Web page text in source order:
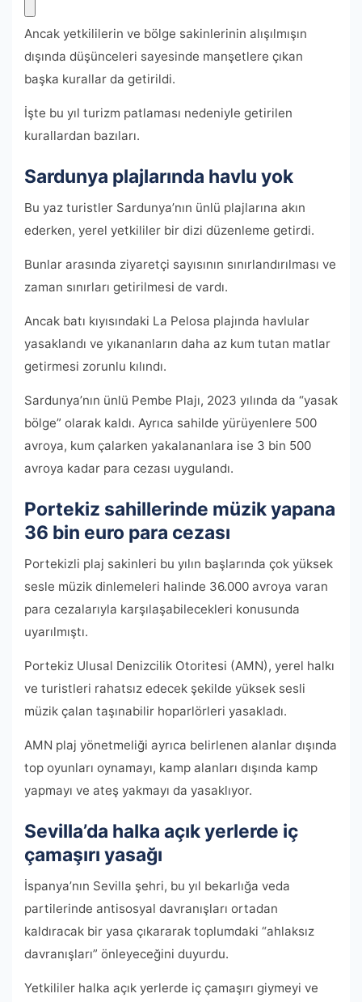
Ancak yetkililerin ve bölge sakinlerinin alışılmışın
dışında düşünceleri sayesinde manşetlere çıkan
başka kurallar da getirildi.
İşte bu yıl turizm patlaması nedeniyle getirilen
kurallardan bazıları.
Sardunya plajlarında havlu yok
Bu yaz turistler Sardunya’nın ünlü plajlarına akın
ederken, yerel yetkililer bir dizi düzenleme getirdi.
Bunlar arasında ziyaretçi sayısının sınırlandırılması ve
zaman sınırları getirilmesi de vardı.
Ancak batı kıyısındaki La Pelosa plajında ​​havlular
yasaklandı ve yıkananların daha az kum tutan matlar
getirmesi zorunlu kılındı.
Sardunya’nın ünlü Pembe Plajı, 2023 yılında da “yasak
bölge” olarak kaldı. Ayrıca sahilde yürüyenlere 500
avroya, kum çalarken yakalananlara ise 3 bin 500
avroya kadar para cezası uygulandı.
Portekiz sahillerinde müzik yapana
36 bin euro para cezası
Portekizli plaj sakinleri bu yılın başlarında çok yüksek
sesle müzik dinlemeleri halinde 36.000 avroya varan
para cezalarıyla karşılaşabilecekleri konusunda
uyarılmıştı.
Portekiz Ulusal Denizcilik Otoritesi (AMN), yerel halkı
ve turistleri rahatsız edecek şekilde yüksek sesli
müzik çalan taşınabilir hoparlörleri yasakladı.
AMN plaj yönetmeliği ayrıca belirlenen alanlar dışında
top oyunları oynamayı, kamp alanları dışında kamp
yapmayı ve ateş yakmayı da yasaklıyor.
Sevilla’da halka açık yerlerde iç
çamaşırı yasağı
İspanya’nın Sevilla şehri, bu yıl bekarlığa veda
partilerinde antisosyal davranışları ortadan
kaldıracak bir yasa çıkararak toplumdaki “ahlaksız
davranışları” önleyeceğini duyurdu.
Yetkililer halka açık yerlerde iç çamaşırı giymeyi ve